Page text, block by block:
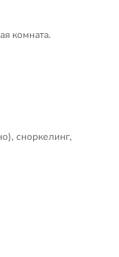
комната.
сноркелинг,